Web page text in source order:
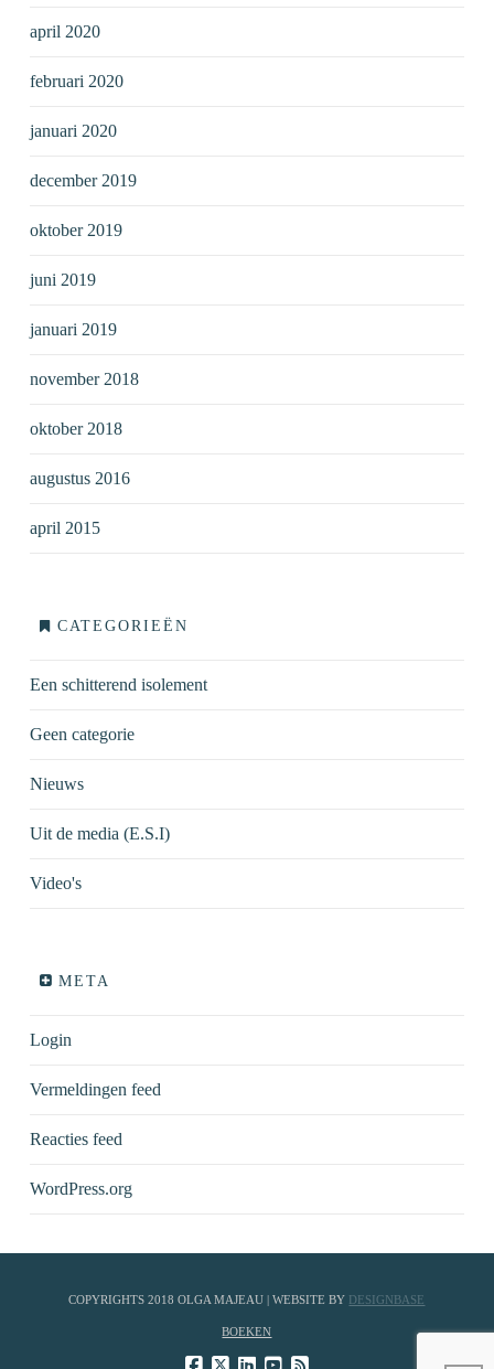
april 2020
februari 2020
januari 2020
december 2019
oktober 2019
juni 2019
januari 2019
november 2018
oktober 2018
augustus 2016
april 2015
CATEGORIEËN
Een schitterend isolement
Geen categorie
Nieuws
Uit de media (E.S.I)
Video's
META
Login
Vermeldingen feed
Reacties feed
WordPress.org
COPYRIGHTS 2018 OLGA MAJEAU | WEBSITE BY DESIGNBASE
BOEKEN